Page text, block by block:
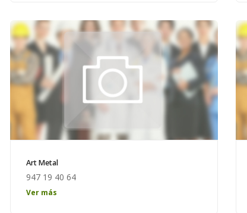
Art Metal
947 19 40 64
Ver más